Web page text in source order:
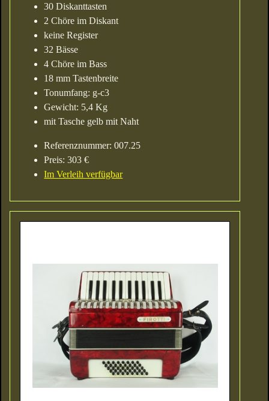
30 Diskanttasten
2 Chöre im Diskant
keine Register
32 Bässe
4 Chöre im Bass
18 mm Tastenbreite
Tonumfang: g-c3
Gewicht: 5,4 Kg
mit Tasche gelb mit Naht
Referenznummer: 007.25
Preis: 303 €
Im Verleih verfügbar